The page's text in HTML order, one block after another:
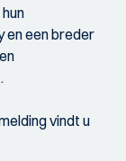
en een breder
vindt u